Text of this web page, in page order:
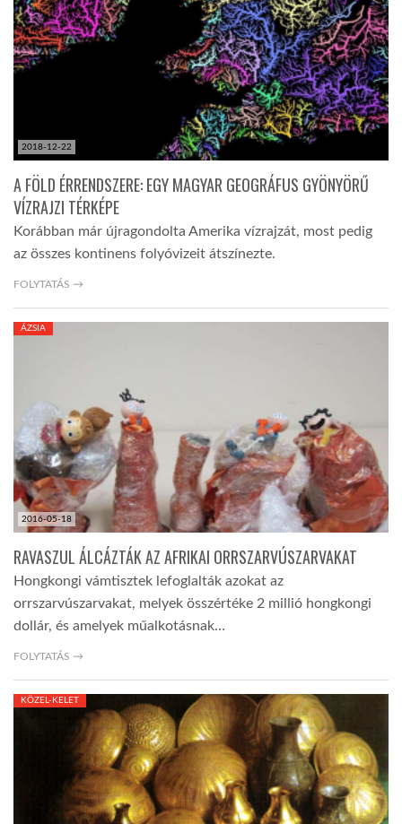
GLOBOTV
A NAP SZÉPE
LINKTR.EE
DOBRAVERO.HU
GLOBOBOOK
2018-12-22
A FÖLD ÉRRENDSZERE: EGY MAGYAR GEOGRÁFUS GYÖNYÖRŰ
VÍZRAJZI TÉRKÉPE
Korábban már újragondolta Amerika vízrajzát, most pedig
az összes kontinens folyóvizeit átszínezte.
FOLYTATÁS →
2016-05-18
ÁZSIA
RAVASZUL ÁLCÁZTÁK AZ AFRIKAI ORRSZARVÚSZARVAKAT
Hongkongi vámtisztek lefoglalták azokat az
orrszarvúszarvakat, melyek összértéke 2 millió hongkongi
dollár, és amelyek műalkotásnak…
FOLYTATÁS →
KÖZEL-KELET